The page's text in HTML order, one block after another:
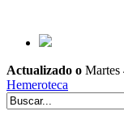
Actualizado o Martes
Hemeroteca